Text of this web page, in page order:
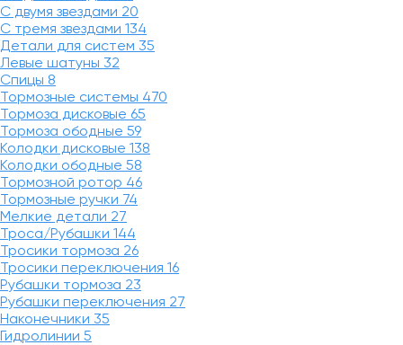
С двумя звездами 20
С тремя звездами 134
Детали для систем 35
Левые шатуны 32
Спицы 8
Тормозные системы 470
Тормоза дисковые 65
Тормоза ободные 59
Колодки дисковые 138
Колодки ободные 58
Тормозной ротор 46
Тормозные ручки 74
Мелкие детали 27
Троса/Рубашки 144
Тросики тормоза 26
Тросики переключения 16
Рубашки тормоза 23
Рубашки переключения 27
Наконечники 35
Гидролинии 5